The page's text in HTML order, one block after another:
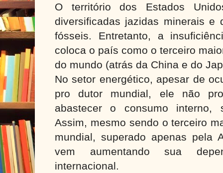
O território dos Estados
diversificadas jazidas minerais e
fósseis. Entretanto, a
coloca o país como o terceiro
do mundo (atrás da China e do
No setor energético, apesar de
pro dutor mundial, ele não
abastecer o consumo interno,
Assim, mesmo sendo o terceiro
mundial, superado apenas pela
vem aumentando sua
internacional.